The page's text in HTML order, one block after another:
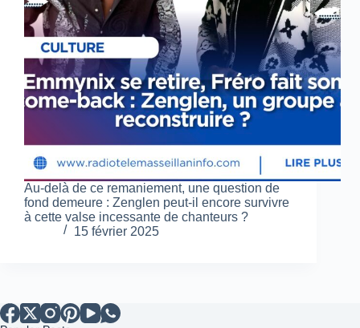
Au-delà de ce remaniement, une question de
fond demeure : Zenglen peut-il encore survivre
à cette valse incessante de chanteurs ?
15 février 2025